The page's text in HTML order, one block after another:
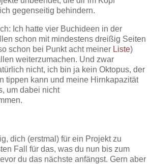
gegenseitig behindern.
Ich hatte vier Buchideen in der
schon mit mindestens dreißig Seiten
schon bei Punkt acht meiner Liste)
weiterzumachen. Und zwar
nicht, ich bin ja kein Oktopus, der
tippen kann und meine Hirnkapazität
um dabei nicht
dich (erstmal) für ein Projekt zu
Fall für das, was du nun bis zum
du das nächste anfängst. Gern aber